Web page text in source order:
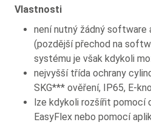
Vlastnosti
není nutný žádný software
(pozdější přechod na
systému je však kdykoli
nejvyšší třída ochrany
SKG*** ověření, IP65, E-
lze kdykoli rozšířit pomocí
EasyFlex nebo pomocí